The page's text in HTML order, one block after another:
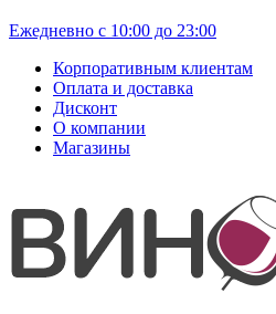
Ежедневно с 10:00 до 23:00
Корпоративным клиентам
Оплата и доставка
Дисконт
О компании
Магазины